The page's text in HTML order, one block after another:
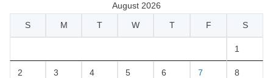
August 2026
S
M T W T F S
1
2 3 4 5 6 7 8